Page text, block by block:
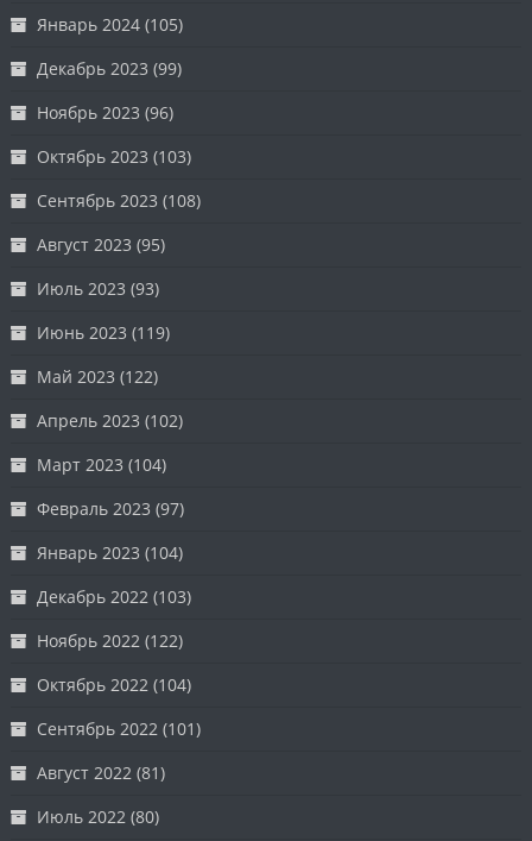
Январь 2024 (105)
Декабрь 2023 (99)
Ноябрь 2023 (96)
Октябрь 2023 (103)
Сентябрь 2023 (108)
Август 2023 (95)
Июль 2023 (93)
Июнь 2023 (119)
Май 2023 (122)
Апрель 2023 (102)
Март 2023 (104)
Февраль 2023 (97)
Январь 2023 (104)
Декабрь 2022 (103)
Ноябрь 2022 (122)
Октябрь 2022 (104)
Сентябрь 2022 (101)
Август 2022 (81)
Июль 2022 (80)